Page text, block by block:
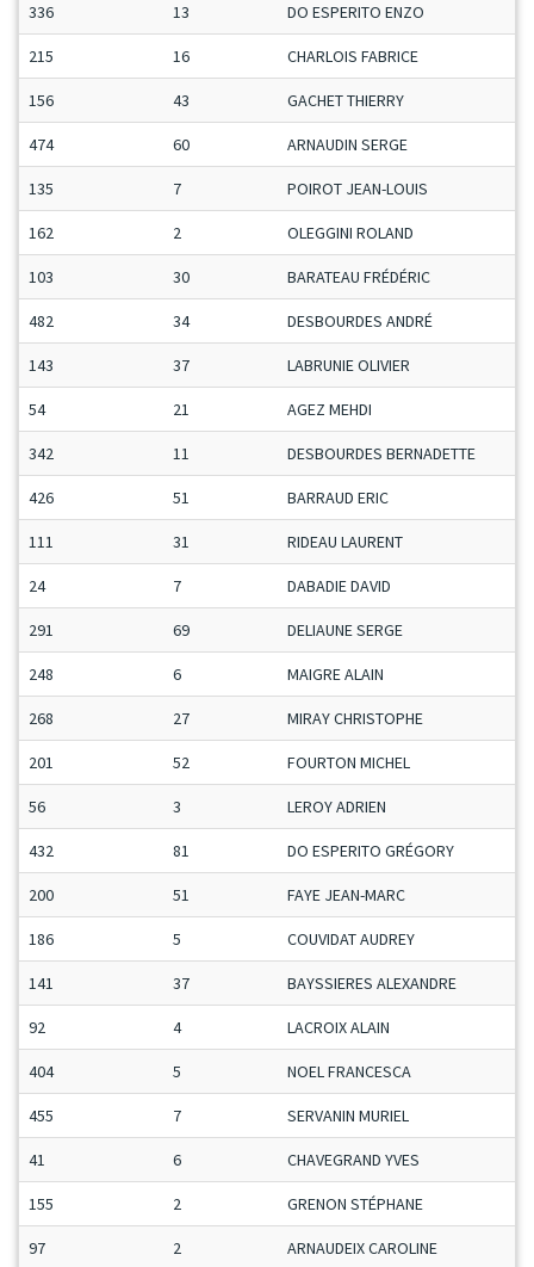
336 13 DO ESPERITO ENZO
215 16 CHARLOIS FABRICE
156 43 GACHET THIERRY
474 60 ARNAUDIN SERGE
135 7 POIROT JEAN-LOUIS
162 2 OLEGGINI ROLAND
103 30 BARATEAU FRÉDÉRIC
482 34 DESBOURDES ANDRÉ
143 37 LABRUNIE OLIVIER
54 21 AGEZ MEHDI
342 11 DESBOURDES BERNADETTE
426 51 BARRAUD ERIC
111 31 RIDEAU LAURENT
24 7 DABADIE DAVID
291 69 DELIAUNE SERGE
248 6 MAIGRE ALAIN
268 27 MIRAY CHRISTOPHE
201 52 FOURTON MICHEL
56 3 LEROY ADRIEN
432 81 DO ESPERITO GRÉGORY
200 51 FAYE JEAN-MARC
186 5 COUVIDAT AUDREY
141 37 BAYSSIERES ALEXANDRE
92 4 LACROIX ALAIN
404 5 NOEL FRANCESCA
455 7 SERVANIN MURIEL
41 6 CHAVEGRAND YVES
155 2 GRENON STÉPHANE
97 2 ARNAUDEIX CAROLINE